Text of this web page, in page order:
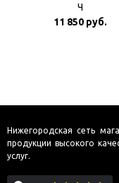
Ч
11 850 руб.
Нижегородская сеть
продукции высокого
услуг.